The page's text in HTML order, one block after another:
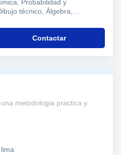
Probabilidad y
técnico, Álgebra,
y Dirección financiera,
Contactar
metodologia practica y